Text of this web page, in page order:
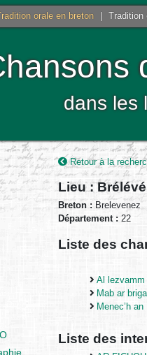
orale en breton Tradition
dans les
Retour à la
Lieu :
Breton : Brelevenez
Département : 22
Liste des
Al lezvamm
Mab ar
Menec’h
Liste des